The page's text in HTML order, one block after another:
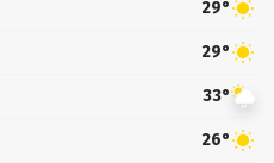
29°
29°
33°
26°